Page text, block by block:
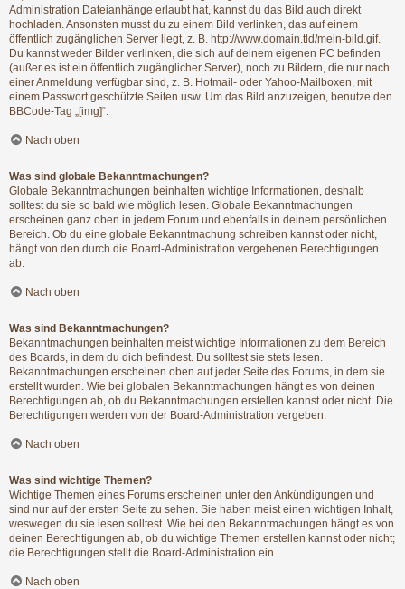
Administration Dateianhänge erlaubt hat, kannst du das Bild auch direkt
hochladen. Ansonsten musst du zu einem Bild verlinken, das auf einem
öffentlich zugänglichen Server liegt, z. B. http://www.domain.tld/mein-bild.gif.
Du kannst weder Bilder verlinken, die sich auf deinem eigenen PC befinden
(außer es ist ein öffentlich zugänglicher Server), noch zu Bildern, die nur nach
einer Anmeldung verfügbar sind, z. B. Hotmail- oder Yahoo-Mailboxen, mit
einem Passwort geschützte Seiten usw. Um das Bild anzuzeigen, benutze den
BBCode-Tag „[img]“.
Nach oben
Was sind globale Bekanntmachungen?
Globale Bekanntmachungen beinhalten wichtige Informationen, deshalb
solltest du sie so bald wie möglich lesen. Globale Bekanntmachungen
erscheinen ganz oben in jedem Forum und ebenfalls in deinem persönlichen
Bereich. Ob du eine globale Bekanntmachung schreiben kannst oder nicht,
hängt von den durch die Board-Administration vergebenen Berechtigungen
ab.
Nach oben
Was sind Bekanntmachungen?
Bekanntmachungen beinhalten meist wichtige Informationen zu dem Bereich
des Boards, in dem du dich befindest. Du solltest sie stets lesen.
Bekanntmachungen erscheinen oben auf jeder Seite des Forums, in dem sie
erstellt wurden. Wie bei globalen Bekanntmachungen hängt es von deinen
Berechtigungen ab, ob du Bekanntmachungen erstellen kannst oder nicht. Die
Berechtigungen werden von der Board-Administration vergeben.
Nach oben
Was sind wichtige Themen?
Wichtige Themen eines Forums erscheinen unter den Ankündigungen und
sind nur auf der ersten Seite zu sehen. Sie haben meist einen wichtigen Inhalt,
weswegen du sie lesen solltest. Wie bei den Bekanntmachungen hängt es von
deinen Berechtigungen ab, ob du wichtige Themen erstellen kannst oder nicht;
die Berechtigungen stellt die Board-Administration ein.
Nach oben